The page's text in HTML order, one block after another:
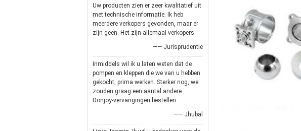
Uw producten zien er zeer kwalitatief uit
met technische informatie. Ik heb
meerdere verkopers gevonden, maar er
zijn geen. Het zijn allemaal verkopers.
—— Jurisprudentie
Inmiddels wil ik u laten weten dat de
pompen en kleppen die we van u hebben
gekocht, prima werken. Sterker nog, we
zouden graag een aantal andere
Donjoy-vervangingen bestellen.
—— Jhubal